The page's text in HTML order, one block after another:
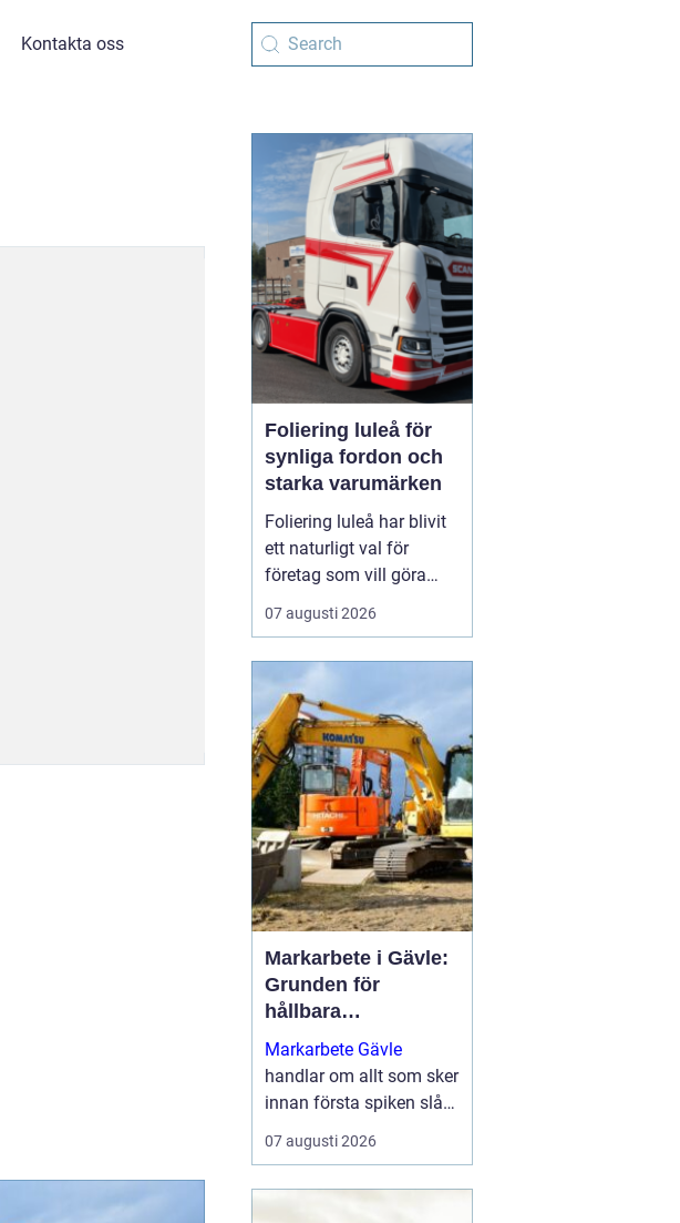
Kontakta oss
Foliering luleå för
synliga fordon och
starka varumärken
Foliering luleå har blivit
ett naturligt val för
företag som vill göra
sina fordon till tydliga
ambassadörer på
in bilar, lastbilar eller
cyklar i snygg folie får
företag ett rörligt
skyltfönster som arbetar
dygnet runt, året o...
07 augusti 2026
Markarbete i Gävle:
Grunden för
hållbara
byggprojekt
Markarbete Gävle
handlar om allt som sker
innan första spiken slås
i eller första
betongplattan gjuts, och
07 augusti 2026